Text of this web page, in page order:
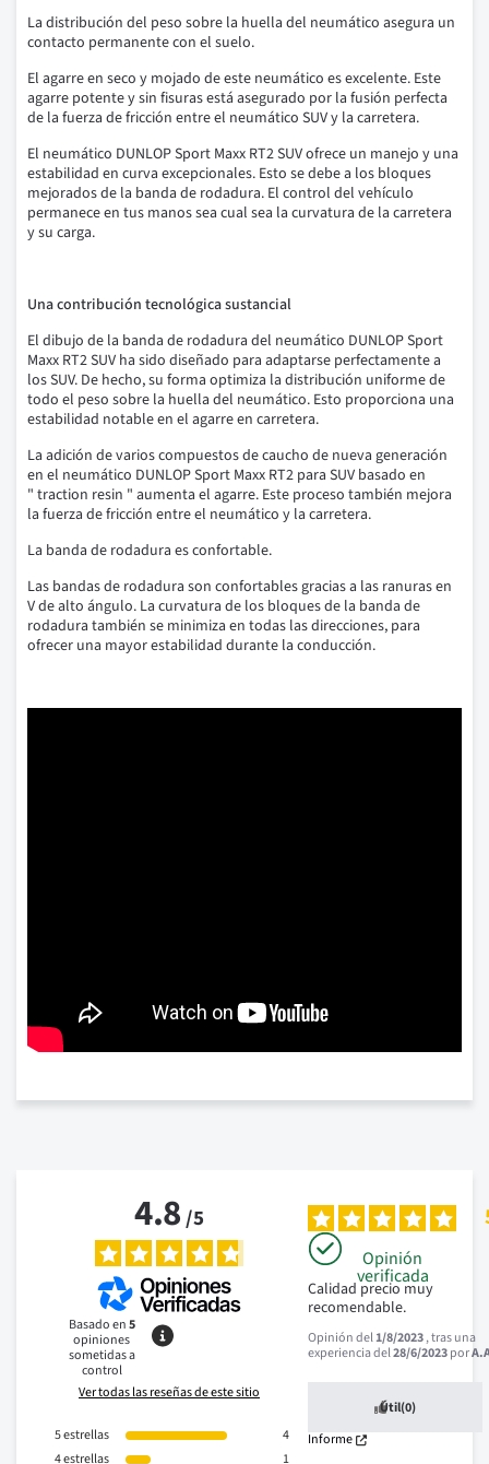
La distribución del peso sobre la huella del neumático asegura un
contacto permanente con el suelo.
El agarre en seco y mojado de este neumático es excelente. Este
agarre potente y sin fisuras está asegurado por la fusión perfecta
de la fuerza de fricción entre el neumático SUV y la carretera.
El neumático DUNLOP Sport Maxx RT2 SUV ofrece un manejo y una
estabilidad en curva excepcionales. Esto se debe a los bloques
mejorados de la banda de rodadura. El control del vehículo
permanece en tus manos sea cual sea la curvatura de la carretera
y su carga.
Una contribución tecnológica sustancial
El dibujo de la banda de rodadura del neumático DUNLOP Sport
Maxx RT2 SUV ha sido diseñado para adaptarse perfectamente a
los SUV. De hecho, su forma optimiza la distribución uniforme de
todo el peso sobre la huella del neumático. Esto proporciona una
estabilidad notable en el agarre en carretera.
La adición de varios compuestos de caucho de nueva generación
en el neumático DUNLOP Sport Maxx RT2 para SUV basado en
" traction resin " aumenta el agarre. Este proceso también mejora
la fuerza de fricción entre el neumático y la carretera.
La banda de rodadura es confortable.
Las bandas de rodadura son confortables gracias a las ranuras en
V de alto ángulo. La curvatura de los bloques de la banda de
rodadura también se minimiza en todas las direcciones, para
ofrecer una mayor estabilidad durante la conducción.
4.8/5
Basado en5
opiniones
sometidas a
control
Ver todas las reseñas de este sitio
5estrellas
4
4estrellas
1
Opinión
verificada
Calidad precio muy
recomendable.
Opinión del1/8/2023, tras una
experiencia del28/6/2023por
Útil(0)
Informe